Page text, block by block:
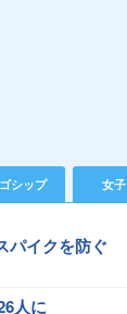
ゴシップ 女子
パイクを防ぐ
人に